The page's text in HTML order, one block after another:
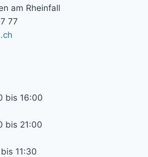
am Rheinfall
77
bis 16:00
bis 21:00
11:30